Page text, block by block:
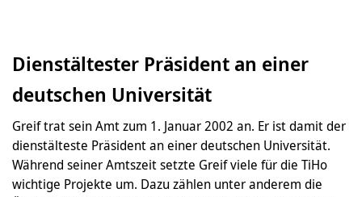
Dienstältester Präsident an einer
deutschen Universität
Greif trat sein Amt zum 1. Januar 2002 an. Er ist damit der
dienstälteste Präsident an einer deutschen Universität.
Während seiner Amtszeit setzte Greif viele für die TiHo
wichtige Projekte um. Dazu zählen unter anderem die